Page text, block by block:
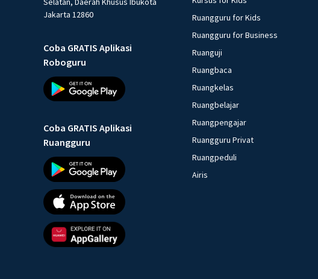
Jakarta 12860
Coba GRATIS Aplikasi
Roboguru
Coba GRATIS Aplikasi
Ruangguru
Ruangguru for Kids
Ruangguru for Business
Ruanguji
Ruangbaca
Ruangkelas
Ruangbelajar
Ruangpengajar
Ruangguru Privat
Ruangpeduli
Airis